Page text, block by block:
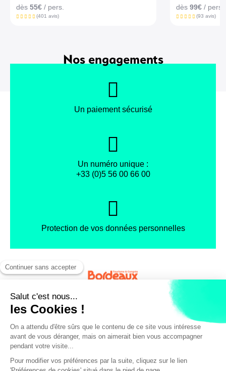
dès 55€ / pers.
(401 avis)
dès99€ / pers.
(93 avis)
Nos engagements
Un paiement sécurisé
Un numéro unique :
+33 (0)5 56 00 66 00
Protection de vos données personnelles
Mentions légales
Conditions générales de vente
Politique de confidentialité
© Office de Tourisme et des Congrès de Bordeaux Métropole